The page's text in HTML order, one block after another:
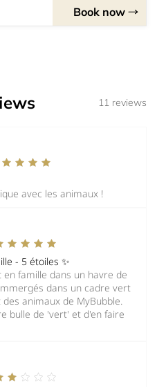
Book now
11 reviews
avec les animaux !
- 5 étoiles ✨
famille dans un havre de
dans un cadre vert
animaux de MyBubble.
bulle de 'vert' et d'en faire